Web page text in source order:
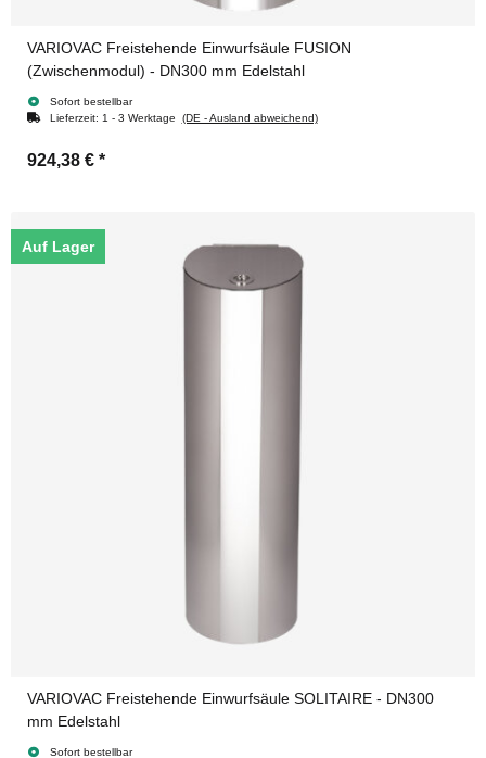
VARIOVAC Freistehende Einwurfsäule FUSION
(Zwischenmodul) - DN300 mm Edelstahl
Sofort bestellbar
Lieferzeit: 1 - 3 Werktage (DE - Ausland abweichend)
924,38 € *
Auf Lager
VARIOVAC Freistehende Einwurfsäule SOLITAIRE - DN300
mm Edelstahl
Sofort bestellbar